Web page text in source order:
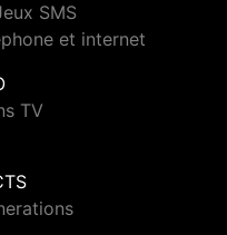
SMS
et internet
TV